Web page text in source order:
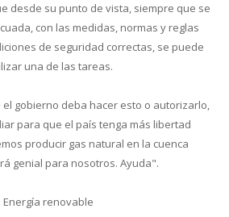
desde su punto de vista, siempre que se
con las medidas, normas y reglas
de seguridad correctas, se puede
una de las tareas.
gobierno deba hacer esto o autorizarlo,
para que el país tenga más libertad
producir gas natural en la cuenca
genial para nosotros. Ayuda".
Energía renovable